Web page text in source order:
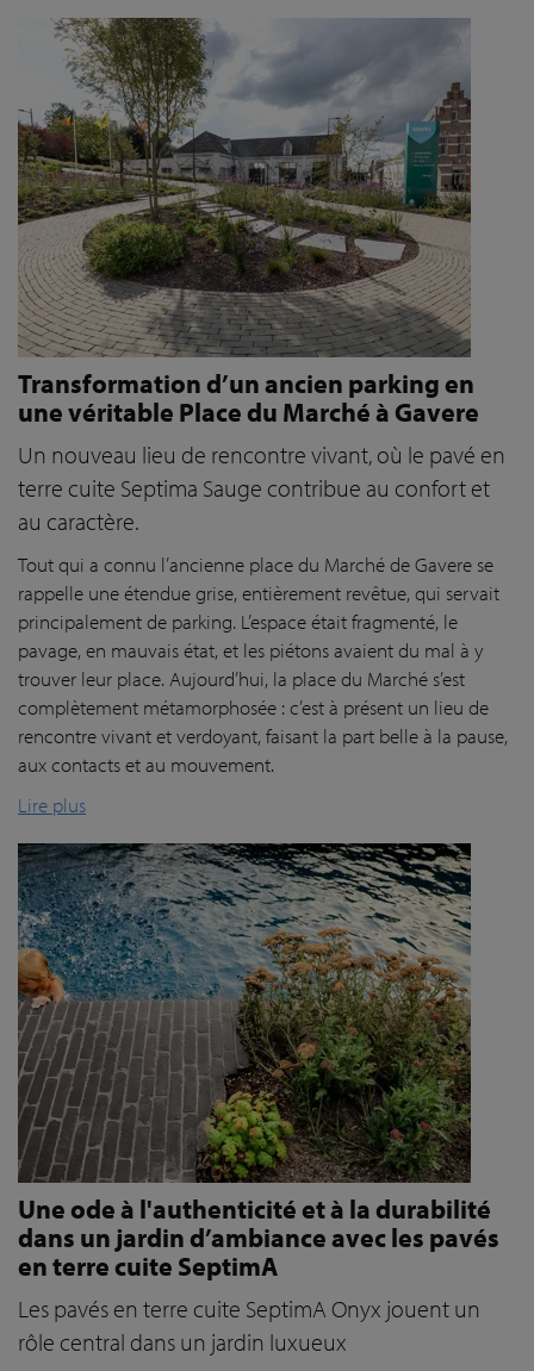
Transformation d’un ancien parking en
une véritable Place du Marché à Gavere
Un nouveau lieu de rencontre vivant, où le pavé en
terre cuite Septima Sauge contribue au confort et
au caractère.
Tout qui a connu l’ancienne place du Marché de Gavere se
rappelle une étendue grise, entièrement revêtue, qui servait
principalement de parking. L’espace était fragmenté, le
pavage, en mauvais état, et les piétons avaient du mal à y
trouver leur place. Aujourd’hui, la place du Marché s’est
complètement métamorphosée : c’est à présent un lieu de
rencontre vivant et verdoyant, faisant la part belle à la pause,
aux contacts et au mouvement.
Lire plus
Une ode à l'authenticité et à la durabilité
dans un jardin d’ambiance avec les pavés
en terre cuite SeptimA
Les pavés en terre cuite SeptimA Onyx jouent un
rôle central dans un jardin luxueux